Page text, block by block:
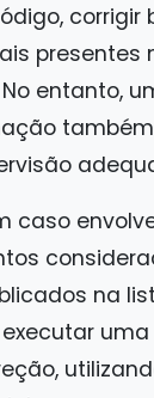
corrigir
presentes
entanto,
caso
na